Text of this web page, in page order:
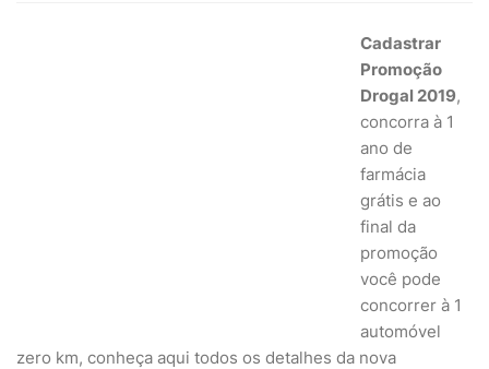
Cadastrar
Promoção
Drogal 2019,
concorra à 1
ano de
farmácia
grátis e ao
final da
promoção
você pode
concorrer à 1
automóvel
zero km, conheça aqui todos os detalhes da nova